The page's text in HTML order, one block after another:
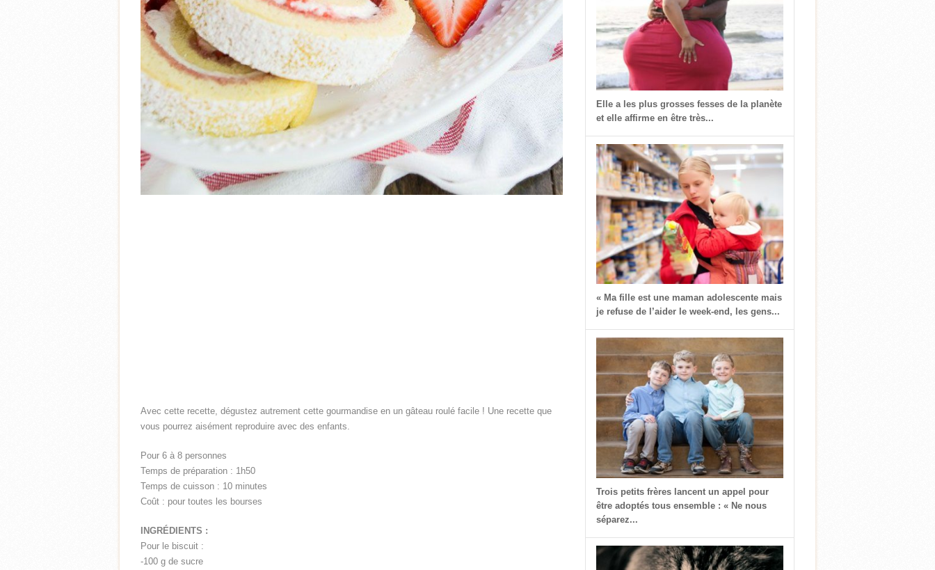
Avec cette recette, dégustez autrement cette gourmandise en un gâteau roulé facile ! Une recette que
vous pourrez aisément reproduire avec des enfants.
Pour 6 à 8 personnes
Temps de préparation : 1h50
Temps de cuisson : 10 minutes
Coût : pour toutes les bourses
INGRÉDIENTS :
Pour le biscuit :
-100 g de sucre
Elle a les plus grosses fesses de la planète
et elle affirme en être très...
« Ma fille est une maman adolescente mais
je refuse de l’aider le week-end, les gens...
Trois petits frères lancent un appel pour
être adoptés tous ensemble : « Ne nous
séparez...